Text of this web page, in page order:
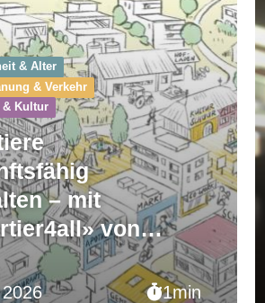
1min
& Alter
& Verkehr
& Kultur
– mit
von
an gut